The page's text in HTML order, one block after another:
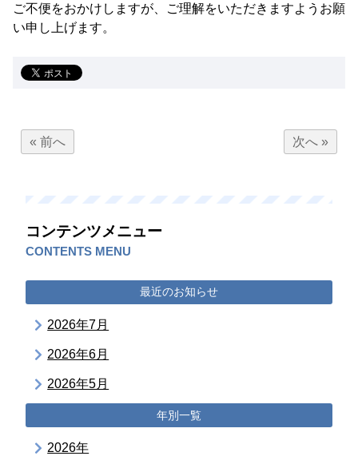
ご不便をおかけしますが、ご理解をいただきますようお願
い申し上げます。
« 前へ 次へ »
コンテンツメニュー
CONTENTS MENU
最近のお知らせ
2026年7月
2026年6月
2026年5月
年別一覧
2026年